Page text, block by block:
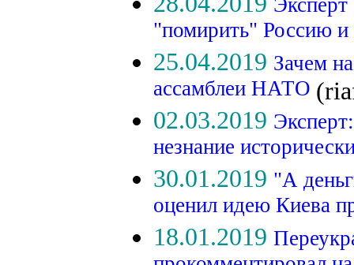
"помирить"
25.04.2019 Зачем
ассамблеи НАТО
02.03.2019
незнание
30.01.2019 "А
оценил идею Киева
18.01.2019